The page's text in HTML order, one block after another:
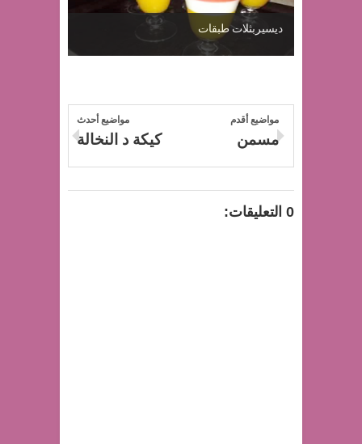
ديسيربثلات طبقات
مواضيع أحدث
كيكة د النخالة
مواضيع أقدم
مسمن
0 التعليقات: